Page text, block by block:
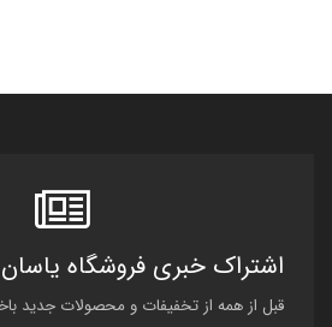
اشتراک خبری فروشگاه یاسان
قبل از همه از تخفیفات و محصولات جدید